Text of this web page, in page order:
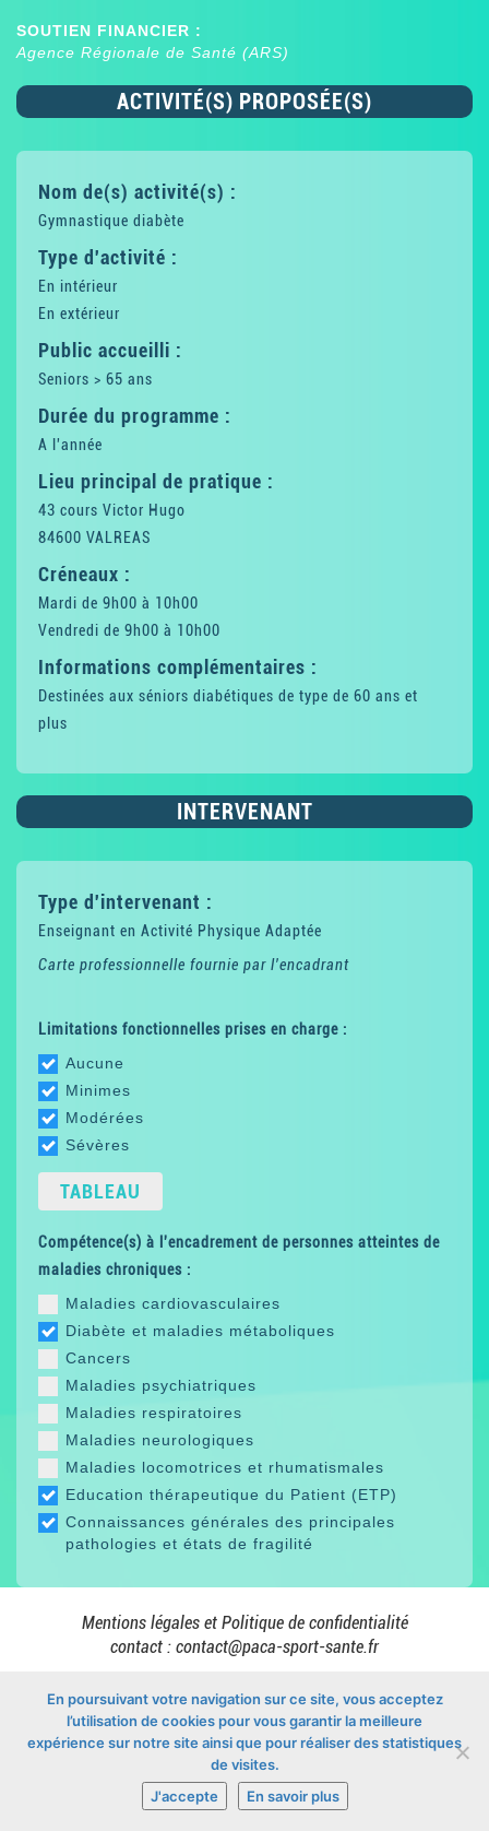
SOUTIEN FINANCIER :
Agence Régionale de Santé (ARS)
ACTIVITÉ(S) PROPOSÉE(S)
Nom de(s) activité(s) :
Gymnastique diabète
Type d'activité :
En intérieur
En extérieur
Public accueilli :
Seniors > 65 ans
Durée du programme :
A l'année
Lieu principal de pratique :
43 cours Victor Hugo
84600 VALREAS
Créneaux :
Mardi de 9h00 à 10h00
Vendredi de 9h00 à 10h00
Informations complémentaires :
Destinées aux séniors diabétiques de type de 60 ans et
plus
INTERVENANT
Type d'intervenant :
Enseignant en Activité Physique Adaptée
Carte professionnelle fournie par l'encadrant
Limitations fonctionnelles prises en charge :
Aucune
Minimes
Modérées
Sévères
TABLEAU
Compétence(s) à l'encadrement de personnes atteintes de
maladies chroniques :
Maladies cardiovasculaires
Diabète et maladies métaboliques
Cancers
Maladies psychiatriques
Maladies respiratoires
Maladies neurologiques
Maladies locomotrices et rhumatismales
Education thérapeutique du Patient (ETP)
Connaissances générales des principales
pathologies et états de fragilité
Mentions légales et Politique de confidentialité
contact : contact@paca-sport-sante.fr
En collaboration avec
© Copyright 2026 - Mon Sport Santé PACA
En poursuivant votre navigation sur ce site, vous acceptez
l’utilisation de cookies pour vous garantir la meilleure
expérience sur notre site ainsi que pour réaliser des statistiques
de visites.
J'accepte
En savoir plus